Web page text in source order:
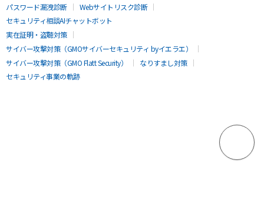
パスワード漏洩診断
Webサイトリスク診断
セキュリティ相談AIチャットボット
実在証明・盗聴対策
サイバー攻撃対策（GMOサイバーセキュリティ byイエラエ）
サイバー攻撃対策（GMO Flatt Security）
なりすまし対策
セキュリティ事業の軌跡